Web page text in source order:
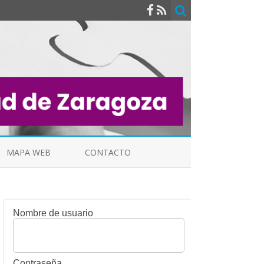
MAPA WEB CONTACTO
Nombre de usuario